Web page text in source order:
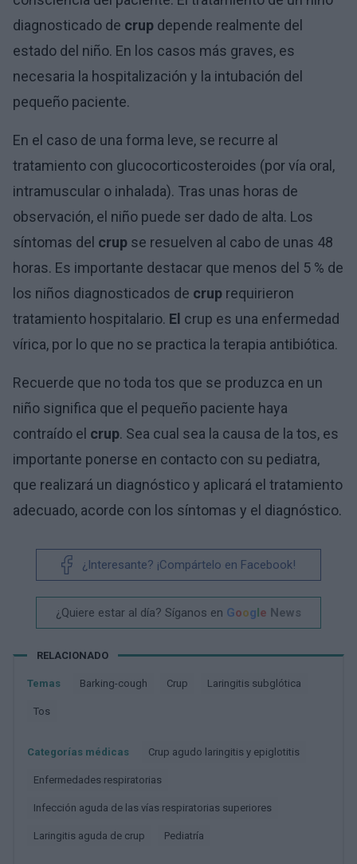
diagnosticado de crup depende realmente del
estado del niño. En los casos más graves, es
necesaria la hospitalización y la intubación del
pequeño paciente.
En el caso de una forma leve, se recurre al
tratamiento con glucocorticosteroides (por vía oral,
intramuscular o inhalada). Tras unas horas de
observación, el niño puede ser dado de alta. Los
síntomas del crup se resuelven al cabo de unas 48
horas. Es importante destacar que menos del 5 % de
los niños diagnosticados de crup requirieron
tratamiento hospitalario. El crup es una enfermedad
vírica, por lo que no se practica la terapia antibiótica.
Recuerde que no toda tos que se produzca en un
niño significa que el pequeño paciente haya
contraído el crup. Sea cual sea la causa de la tos, es
importante ponerse en contacto con su pediatra,
que realizará un diagnóstico y aplicará el tratamiento
adecuado, acorde con los síntomas y el diagnóstico.
¿Interesante? ¡Compártelo en Facebook!
¿Quiere estar al día? Síganos en Google News
RELACIONADO
Temas Barking-cough Crup Laringitis subglótica
Tos
Categorías médicas Crup agudo laringitis y epiglotitis
Enfermedades respiratorias
Infección aguda de las vías respiratorias superiores
Laringitis aguda de crup Pediatría